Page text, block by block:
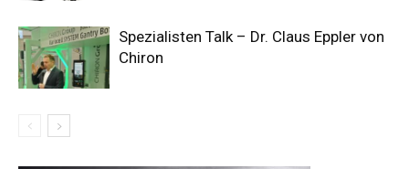
Spezialisten Talk – Dr. Claus Eppler von
Chiron